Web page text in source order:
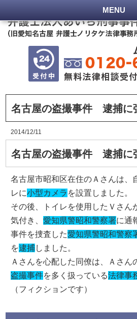
MENU
名古屋の盗撮事件 逮捕に
2014/12/11
名古屋の盗撮事件 逮捕に
名古屋市昭和区在住のＡさんは、
レに小型カメラ を設置しました。
その後、トイレを使用したＶさん
気付き、愛知県警昭和警察署に通
事件を捜査した愛知県警昭和警察
を逮捕しました。
Ａさんを心配した同僚は、Ａさん
盗撮事件を多く扱っている法律事
（フィクションです）